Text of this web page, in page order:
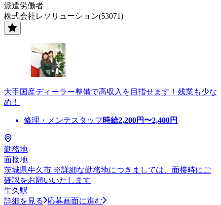
派遣労働者
株式会社レソリューション(53071)
大手国産ディーラー整備で高収入を目指せます！残業も少な
め！
修理・メンテスタッフ 時給2,200円〜2,400円
勤務地
面接地
茨城県牛久市 ※詳細な勤務地につきましては、面接時にご
確認をお願いいたします
牛久駅
詳細を見る
応募画面に進む